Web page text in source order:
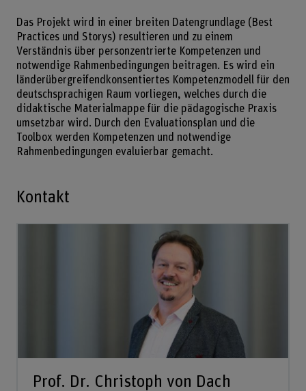
Das Projekt wird in einer breiten Datengrundlage (Best
Practices und Storys) resultieren und zu einem
Verständnis über personzentrierte Kompetenzen und
notwendige Rahmenbedingungen beitragen. Es wird ein
länderübergreifendkonsentiertes Kompetenzmodell für den
deutschsprachigen Raum vorliegen, welches durch die
didaktische Materialmappe für die pädagogische Praxis
umsetzbar wird. Durch den Evaluationsplan und die
Toolbox werden Kompetenzen und notwendige
Rahmenbedingungen evaluierbar gemacht.
Kontakt
Prof. Dr. Christoph von Dach